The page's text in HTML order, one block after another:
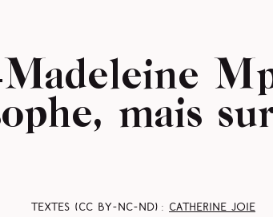
mais
Textes (CC BY-NC-ND) : Catherine Joie